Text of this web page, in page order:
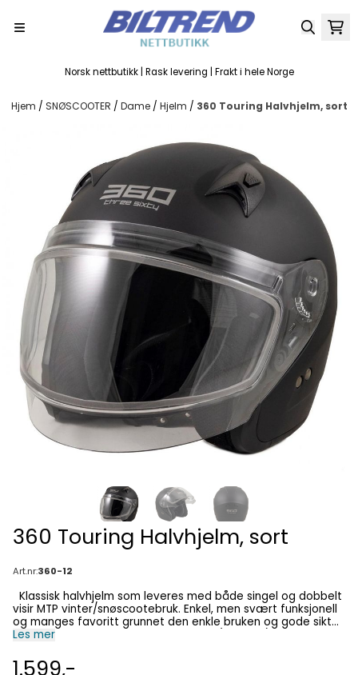
Norsk nettbutikk | Rask levering | Frakt i hele Norge
Hjem / SNØSCOOTER / Dame / Hjelm / 360 Touring Halvhjelm, sort
360 Touring Halvhjelm, sort
Art.nr:360-12
visir MTP vinter/snøscootebruk. Enkel, men svært funksjonell
og manges favoritt grunnet den enkle bruken og gode sikten
slike hjelmer gir. STØRRELSER: 54-66 (XS-XXXL) XS - 54 cm S
cm FUNKSJONER Ripebestandig dobbelt antidugg visir. 2 visir
Les mer
1.599,-